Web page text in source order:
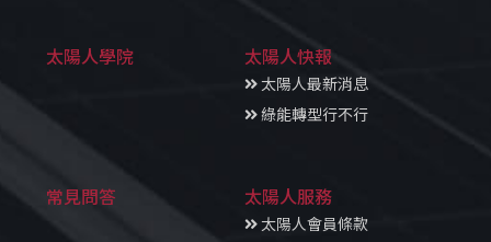
太陽人學院 太陽人快報
太陽人最新消息
綠能轉型行不行
常見問答 太陽人服務
太陽人會員條款